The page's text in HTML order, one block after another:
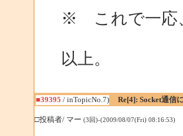
※ これで一応
以上。
■39395 / inTopicNo.7) Re[4]: Socket通信
□投稿者/ マー (3回)-(2009/08/07(Fri) 08:16:53)